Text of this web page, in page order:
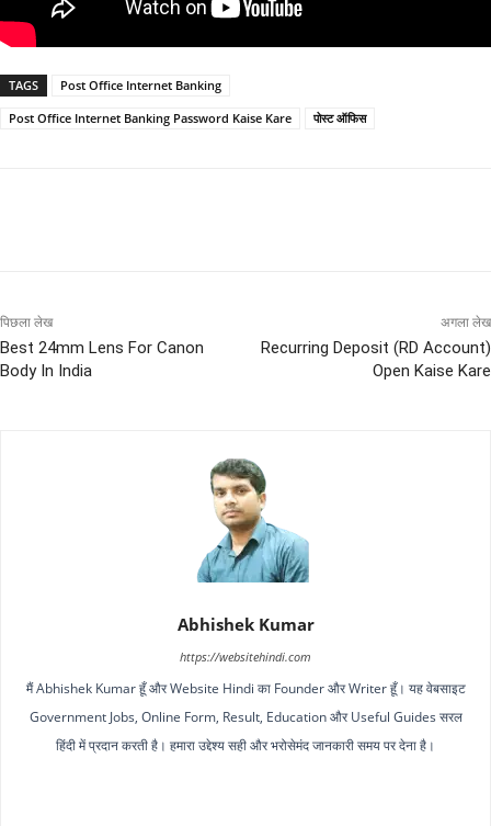
TAGS
Post Office Internet Banking
Post Office Internet Banking Password Kaise Kare
पोस्ट ऑफिस
पिछला लेख
Best 24mm Lens For Canon
Body In India
अगला लेख
Recurring Deposit (RD Account)
Open Kaise Kare
Abhishek Kumar
https://websitehindi.com
मैं Abhishek Kumar हूँ और Website Hindi का Founder और Writer हूँ। यह वेबसाइट
Government Jobs, Online Form, Result, Education और Useful Guides सरल
हिंदी में प्रदान करती है। हमारा उद्देश्य सही और भरोसेमंद जानकारी समय पर देना है।